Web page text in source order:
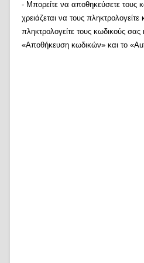
- Μπορείτε να αποθηκεύσετε τους
χρειάζεται να τους
πληκτρολογείτε τους κωδικούς σας
«Αποθήκευση κωδικών» και το